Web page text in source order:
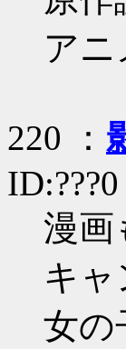
ア
220 ：
ID:???0
漫画
キ
女の